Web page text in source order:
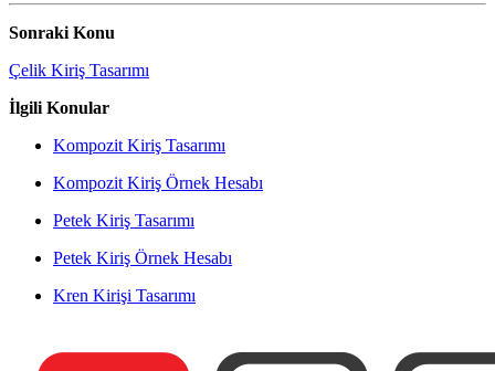
Sonraki Konu
Çelik Kiriş Tasarımı
İlgili Konular
Kompozit Kiriş Tasarımı
Kompozit Kiriş Örnek Hesabı
Petek Kiriş Tasarımı
Petek Kiriş Örnek Hesabı
Kren Kirişi Tasarımı